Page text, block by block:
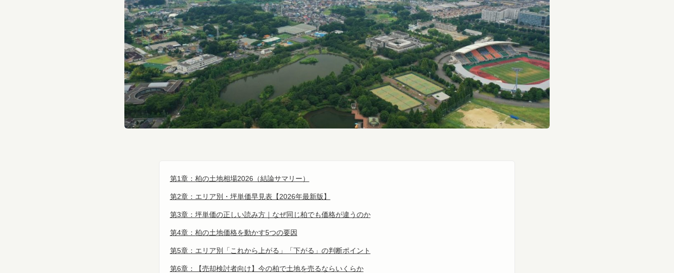
第1章：柏の土地相場2026（結論サマリー）
第2章：エリア別・坪単価早見表【2026年最新版】
第3章：坪単価の正しい読み方｜なぜ同じ柏でも価格が違うのか
第4章：柏の土地価格を動かす5つの要因
第5章：エリア別「これから上がる」「下がる」の判断ポイント
第6章：【売却検討者向け】今の柏で土地を売るならいくらか